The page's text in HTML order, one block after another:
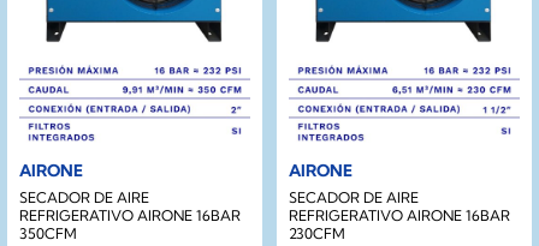
AIRONE
SECADOR DE AIRE
REFRIGERATIVO AIRONE 16BAR
350CFM
AIRONE
SECADOR DE AIRE
REFRIGERATIVO AIRONE 16BAR
230CFM